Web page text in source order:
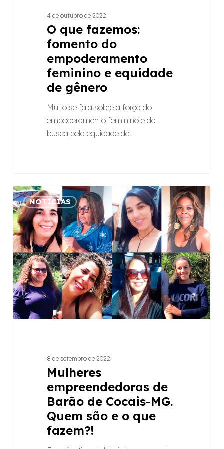
4 de outubro de 2022
O que fazemos:
fomento do
empoderamento
feminino e equidade
de gênero
Muito se fala sobre a força do
empoderamento feminino e da
busca pela equidade de…
Mulheres
empreendedoras
de
Barão
de
Cocais-
MG.
Quem
são
e
o
NOTÍCIAS
8 de setembro de 2022
Mulheres
empreendedoras de
Barão de Cocais-MG.
Quem são e o que
fazem?!